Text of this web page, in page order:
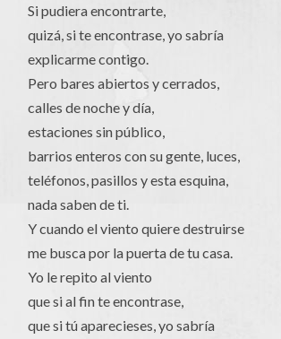
Si pudiera encontrarte,
quizá, si te encontrase, yo sabría
explicarme contigo.
Pero bares abiertos y cerrados,
calles de noche y día,
estaciones sin público,
barrios enteros con su gente, luces,
teléfonos, pasillos y esta esquina,
nada saben de ti.
Y cuando el viento quiere destruirse
me busca por la puerta de tu casa.
Yo le repito al viento
que si al fin te encontrase,
que si tú aparecieses, yo sabría